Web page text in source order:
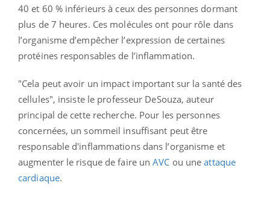
40 et 60 % inférieurs à ceux des personnes dormant
plus de 7 heures. Ces molécules ont pour rôle dans
l’organisme d’empêcher l’expression de certaines
protéines responsables de l’inflammation.
"Cela peut avoir un impact important sur la santé des
cellules", insiste le professeur DeSouza, auteur
principal de cette recherche. Pour les personnes
concernées, un sommeil insuffisant peut être
responsable d'inflammations dans l’organisme et
augmenter le risque de faire unAVC ou uneattaque
cardiaque.